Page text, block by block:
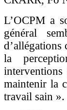
L’OCPM a
général
d’allégations
la
maintenir la
travail sain ».